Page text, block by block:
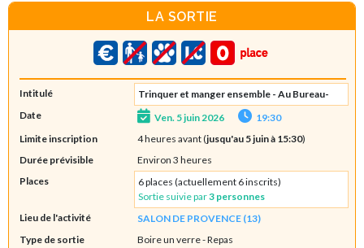
LA SORTIE
Intitulé
Trinquer et manger ensemble - Au Bureau-
Date
Ven. 5 juin 2026
19:30
Limite inscription
4 heures avant (jusqu'au 5 juin à 15:30)
Durée prévisible
Environ 3 heures
Places
6 places (actuellement 6 inscrits)
Sortie suivie par3 personnes
Lieu de l'activité
SALON DE PROVENCE (13)
Type de sortie
Boire un verre- Repas